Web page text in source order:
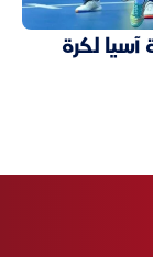
آسيا لكرة